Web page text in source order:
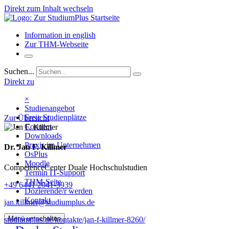
Direkt zum Inhalt wechseln
Information in english
Zur THM-Webseite
Suchen...
Direkt zu
×
Studienangebot
Freie Studienplätze
Connect
Downloads
Praxis im Unternehmen
OsPlus
Moodle
Termin IT-Support
THM-Seite
Dozierende/r werden
Kontakt
Menü umschalten
Zur Übersicht
Dr. Jan F. Killmer
CompetenceCenter Duale Hochschulstudien
+49 6441 2041-3939
jan.killmer@studiumplus.de
studiumplus.de/kontakte/jan-f-killmer-8260/